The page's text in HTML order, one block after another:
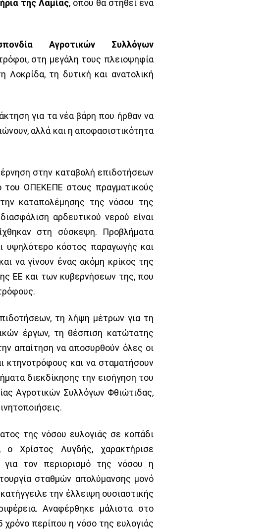
της Λαμίας, όπου θα στηθεί ένα
Αγροτικών Συλλόγων
στη μεγάλη τους πλειοψηφία
Λοκρίδα, τη δυτική και ανατολική
για τα νέα βάρη που ήρθαν να
αλλά και η αποφασιστικότητα
στην καταβολή επιδοτήσεων
του ΟΠΕΚΕΠΕ στους πραγματικούς
καταπολέμησης της νόσου της
αρδευτικού νερού είναι
στη σύσκεψη. Προβλήματα
υψηλότερο κόστος παραγωγής και
να γίνουν ένας ακόμη κρίκος της
ΕΕ και των κυβερνήσεων της, που
τη λήψη μέτρων για τη
έργων, τη θέσπιση κατώτατης
απαίτηση να αποσυρθούν όλες οι
κτηνοτρόφους και να σταματήσουν
διεκδίκησης την εισήγηση του
Αγροτικών Συλλόγων Φθιώτιδας,
της νόσου ευλογιάς σε κοπάδι
ο Χρίστος Λυγδής, χαρακτήρισε
τον περιορισμό της νόσου η
σταθμών απολύμανσης μονό
την έλλειψη ουσιαστικής
Αναφέρθηκε μάλιστα στο
περίπου η νόσο της ευλογιάς